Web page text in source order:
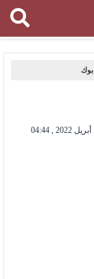
بوك
أبريل 2022 , 04:44